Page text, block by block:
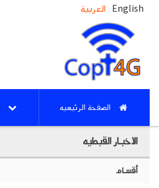
English العربية
الصفحة الرئيسيه
الاخبار القبطيه
أقسام